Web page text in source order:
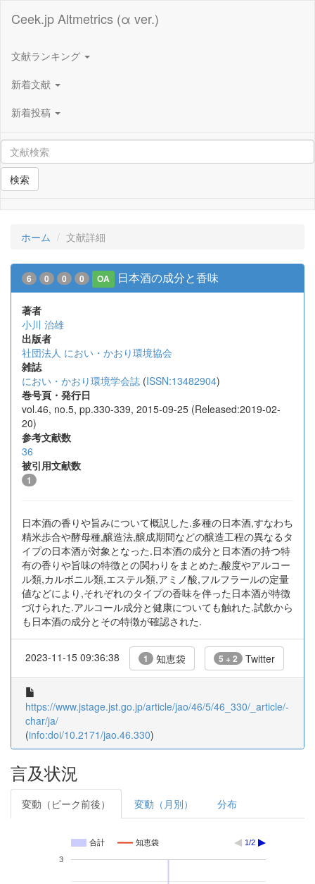
Ceek.jp Altmetrics (α ver.)
文献ランキング
新着文献
新着投稿
検索
ホーム 文献詳細
6 0 0 0 OA 日本酒の成分と香味
著者
小川 治雄
出版者
社団法人 におい・かおり環境協会
雑誌
におい・かおり環境学会誌 (ISSN:13482904)
巻号頁・発行日
vol.46, no.5, pp.330-339, 2015-09-25 (Released:2019-02-
20)
参考文献数
36
被引用文献数
1
日本酒の香りや旨みについて概説した.多種の日本酒,すなわち
精米歩合や酵母種,醸造法,醸成期間などの醸造工程の異なるタ
イプの日本酒が対象となった.日本酒の成分と日本酒の持つ特
有の香りや旨味の特徴との関わりをまとめた.酸度やアルコー
ル類,カルボニル類,エステル類,アミノ酸,フルフラールの定量
値などにより,それぞれのタイプの香味を伴った日本酒が特徴
づけられた.アルコール成分と健康についても触れた.試飲から
も日本酒の成分とその特徴が確認された.
2023-11-15 09:36:38 1 知恵袋 5 + 2 Twitter
https://www.jstage.jst.go.jp/article/jao/46/5/46_330/_article/-
char/ja/
(info:doi/10.2171/jao.46.330)
言及状況
変動（ピーク前後） 変動（月別） 分布
合計 知恵袋 1/2
3